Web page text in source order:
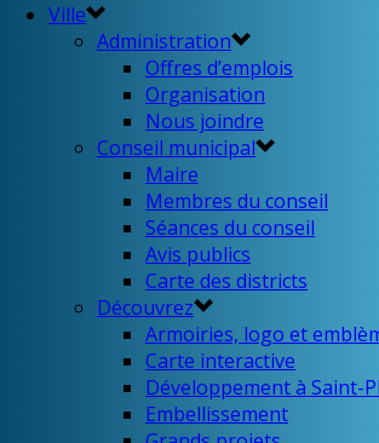
Ville
Administration
Offres d’emplois
Organisation
Nous joindre
Conseil municipal
Maire
Membres du conseil
Séances du conseil
Avis publics
Carte des districts
Découvrez
Armoiries, logo et
Carte interactive
Développement à Saint-
Embellissement